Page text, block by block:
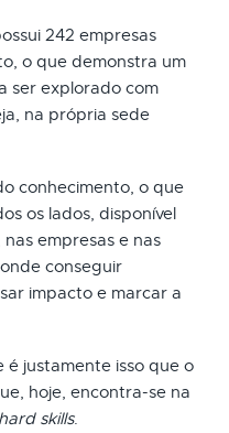
242 empresas
o que demonstra um
ser explorado com
na própria sede
conhecimento, o que
os lados, disponível
empresas e nas
conseguir
impacto e marcar a
justamente isso que o
hoje, encontra-se na
hard skills.